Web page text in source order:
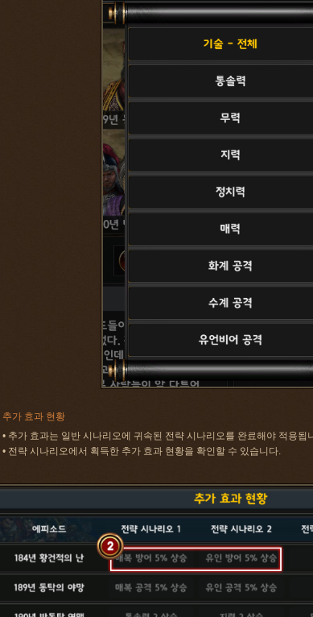
추가 효과 현황
• 추가 효과는 일반 시나리오에 귀속된 전략 시나리오를 완료해야 적용됩
• 전략 시나리오에서 획득한 추가 효과 현황을 확인할 수 있습니다.